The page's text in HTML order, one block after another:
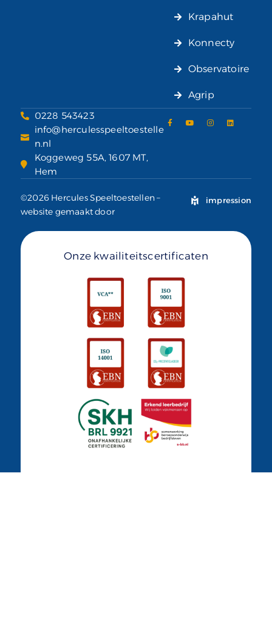
Krapahut
Konnecty
Observatoire
Agrip
0228 543423
info@herculesspeeltoestelle
n.nl
Koggeweg 55A, 1607 MT,
Hem
©2026 Hercules Speeltoestellen –
website gemaakt door
impression
Onze kwailiteitscertificaten